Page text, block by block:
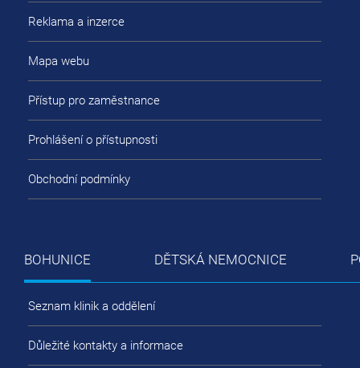
Reklama a inzerce
Mapa webu
Přístup pro zaměstnance
Prohlášení o přístupnosti
Obchodní podmínky
BOHUNICE DĚTSKÁ NEMOCNICE
Seznam klinik a oddělení
Důležité kontakty a informace